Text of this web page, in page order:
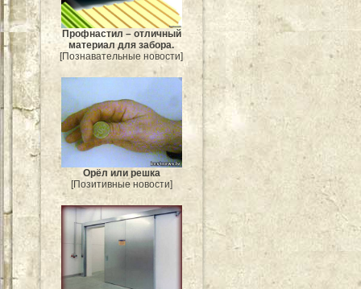
Профнастил – отличный
материал для забора.
[Познавательные новости]
Орёл или решка
[Позитивные новости]